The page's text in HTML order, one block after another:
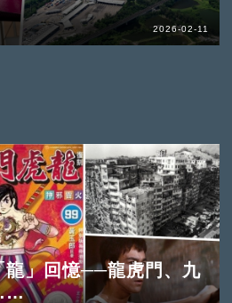
2026-02-11
龍」回憶──龍虎門、九